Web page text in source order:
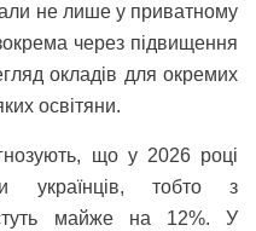
не лише у приватному
через підвищення
окладів для окремих
освітяни.
що у 2026 році
українців, тобто з
майже на 12%. У